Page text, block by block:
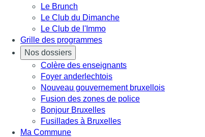
Le Brunch
Le Club du Dimanche
Le Club de l'Immo
Grille des programmes
Nos dossiers
Colère des enseignants
Foyer anderlechtois
Nouveau gouvernement bruxellois
Fusion des zones de police
Bonjour Bruxelles
Fusillades à Bruxelles
Ma Commune